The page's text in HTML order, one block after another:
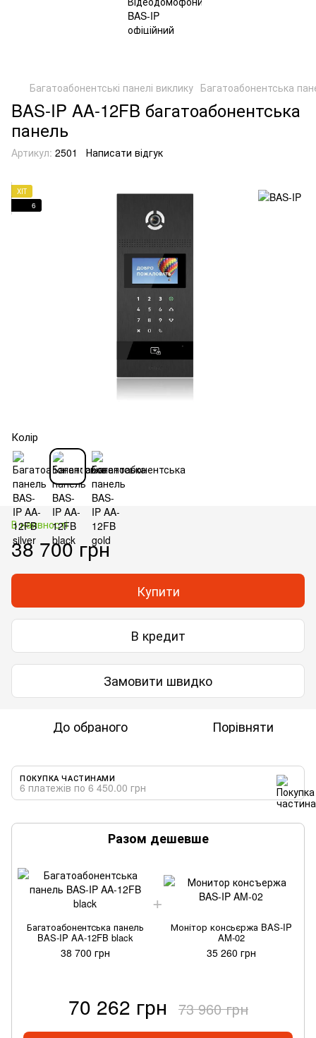
Багатоабонентські панелі виклику Багатоабонентська
BAS-IP AA-12FB багатоабонентська
панель
Артикул: 2501 Написати відгук
ХІТ
6
Колір
В наявності
38 700 грн
Купити
В кредит
Замовити швидко
До обраного Порівняти
ПОКУПКА ЧАСТИНАМИ
6 платежів по 6 450.00 грн
Разом дешевше
Багатоабонентська панель
BAS-IP AA-12FB black
38 700 грн
Монітор консьєржа BAS-IP
AM-02
35 260 грн
70 262 грн 73 960 грн